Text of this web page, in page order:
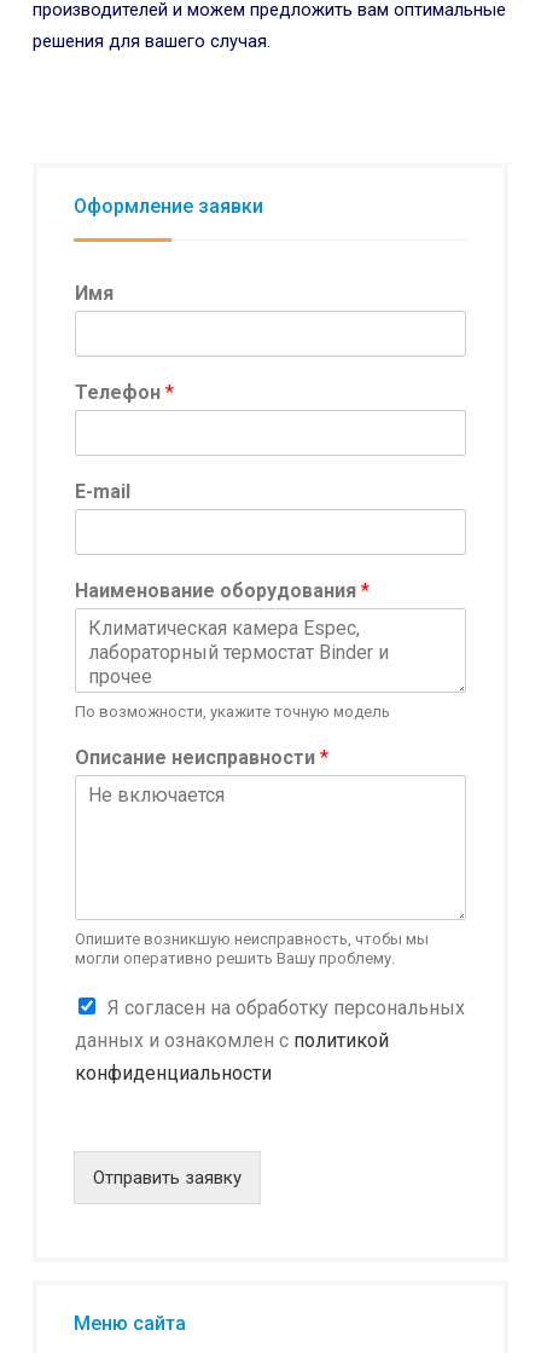
производителей и можем предложить вам оптимальные
решения для вашего случая.
Оформление заявки
Имя
Телефон *
*
о
о
у
а
н
и
я
l
E-mail
Наименование оборудования *
По возможности, укажите точную модель
Описание неисправности *
Опишите возникшую неисправность, чтобы мы
могли оперативно решить Вашу проблему.
К
н
ф
е
н
Я согласен на обработку персональных
данных и ознакомлен с политикой
конфиденциальности
Отправить заявку
Меню сайта